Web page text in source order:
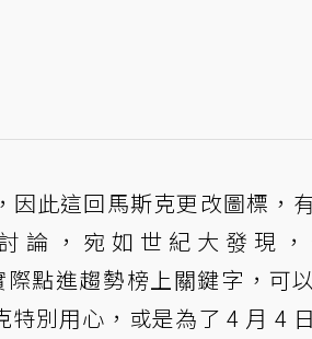
此這回馬斯克更改圖標，
論，宛如世紀大發現
進趨勢榜上關鍵字，可
別用心，或是為了 4 月 4